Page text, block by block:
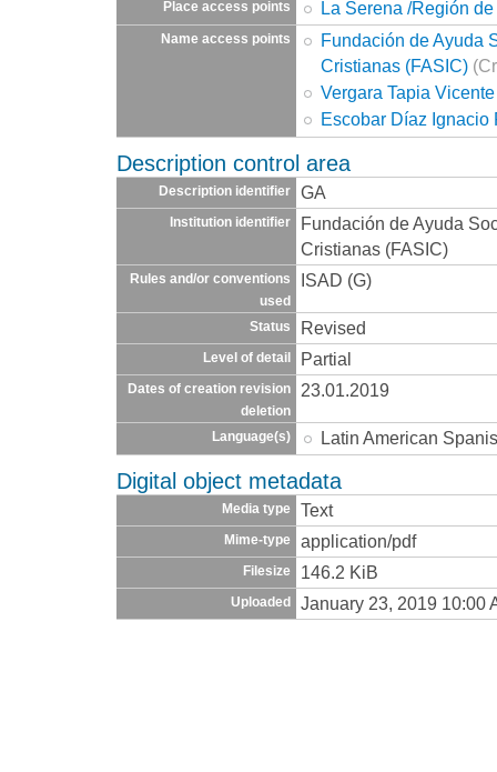
Place access points La Serena /Región
Name access points
Fundación de Ayuda
Cristianas (FASIC)
Vergara Tapia Vicente
Escobar Díaz Ignacio
Description control area
Description identifier GA
Institution identifier
Fundación de Ayuda
Cristianas (FASIC)
Rules and/or conventions
used
ISAD (G)
Status Revised
Level of detail Partial
Dates of creation revision
deletion
23.01.2019
Language(s) Latin American
Digital object metadata
Media type Text
Mime-type application/pdf
Filesize 146.2 KiB
Uploaded January 23, 2019 10:00